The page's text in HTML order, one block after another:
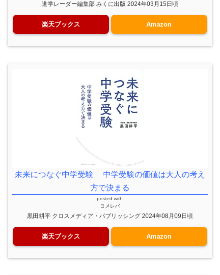
進学レーダー編集部 みくに出版 2024年03月15日頃
楽天ブックス Amazon
未来につなぐ中学受験 中学受験の価値は大人の考え
方で決まる
posted with
ヨメレバ
黒田耕平 クロスメディア・パブリッシング 2024年08月09日頃
楽天ブックス Amazon